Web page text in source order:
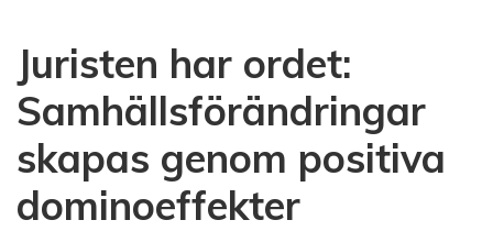
Juristen har ordet:
Samhällsförändringar
skapas genom positiva
dominoeffekter